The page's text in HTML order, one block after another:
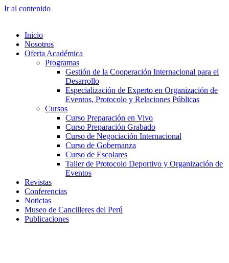
Ir al contenido
Inicio
Nosotros
Oferta Académica
Programas
Gestión de la Cooperación Internacional para el
Desarrollo
Especialización de Experto en Organización de
Eventos, Protocolo y Relaciones Públicas
Cursos
Curso Preparación en Vivo
Curso Preparación Grabado
Curso de Negociación Internacional
Curso de Gobernanza
Curso de Escolares
Taller de Protocolo Deportivo y Organización de
Eventos
Revistas
Conferencias
Noticias
Museo de Cancilleres del Perú
Publicaciones